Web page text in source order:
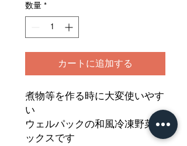
数量 *
カートに追加する
煮物等を作る時に大変使いやす
い
ウェルパックの和風冷凍野菜ミ
ックスです